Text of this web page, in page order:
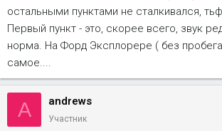
остальными пунктами не сталкивался,
Первый пункт - это, скорее всего, звук
норма. На Форд Эксплорере ( без
самое....
A andrews
Участник